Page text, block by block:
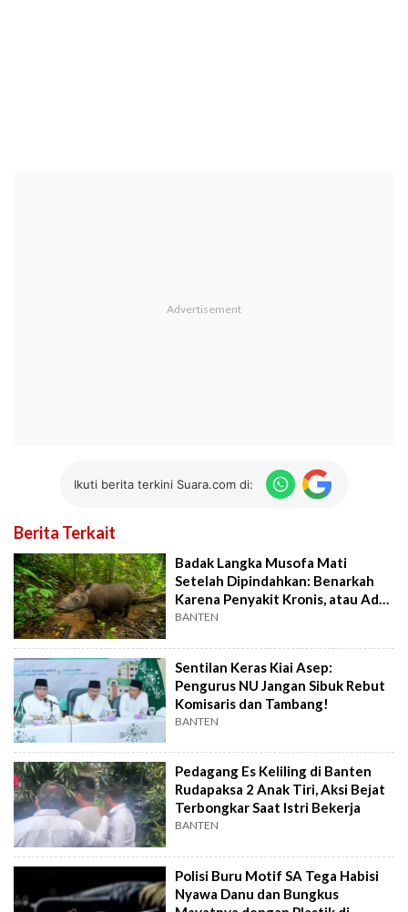
Ikuti berita terkini Suara.com di:
Berita Terkait
Badak Langka Musofa Mati
Setelah Dipindahkan: Benarkah
Karena Penyakit Kronis, atau Ada
Hal Lain?
BANTEN
Sentilan Keras Kiai Asep:
Pengurus NU Jangan Sibuk Rebut
Komisaris dan Tambang!
BANTEN
Pedagang Es Keliling di Banten
Rudapaksa 2 Anak Tiri, Aksi Bejat
Terbongkar Saat Istri Bekerja
BANTEN
Polisi Buru Motif SA Tega Habisi
Nyawa Danu dan Bungkus